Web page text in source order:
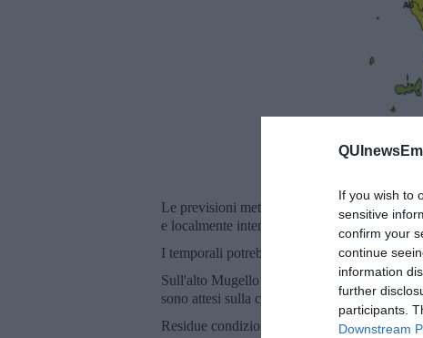
If you wish to
sensitive
confirm your
continue
information
further
participants.
Downstream
Le previsioni meteorologiche indicano infatti
e localmente intense, con cumulati più
I temporali potrebbero essere accompagnati
Sull'alto Mugello sono previste raffiche da
sono attesi sulla costa settentrionale.
Residue condizioni di instabilità fino al